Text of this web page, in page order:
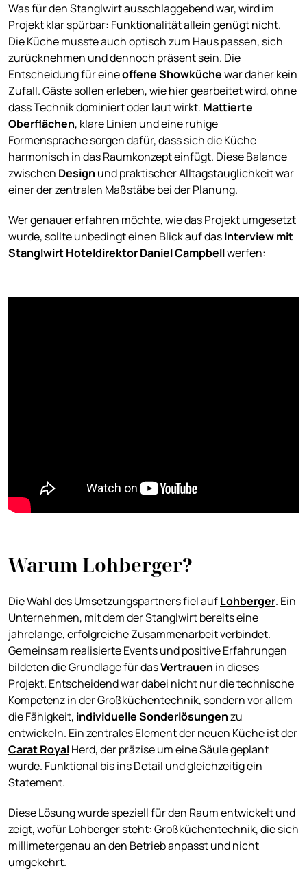
Was für den Stanglwirt ausschlaggebend war, wird im
Projekt klar spürbar: Funktionalität allein genügt nicht.
Die Küche musste auch optisch zum Haus passen, sich
zurücknehmen und dennoch präsent sein. Die
Entscheidung für eineoffeneShowküchewar daher kein
Zufall. Gäste sollen erleben, wie hier gearbeitet wird, ohne
dass Technik dominiert oder laut wirkt. Mattierte
Oberflächen, klare Linien und eine ruhige
Formensprache sorgen dafür, dass sich die Küche
harmonisch in das Raumkonzept einfügt. Diese Balance
zwischen Design und praktischer Alltagstauglichkeit war
einer der zentralen Maßstäbe bei der Planung.
Wer genauer erfahren möchte, wie das Projekt umgesetzt
wurde, sollte unbedingt einen Blick auf dasInterview mit
Stanglwirt Hoteldirektor Daniel Campbellwerfen:
Warum Lohberger?
Die Wahl des Umsetzungspartners fiel aufLohberger. Ein
Unternehmen, mit dem der Stanglwirt bereits eine
jahrelange, erfolgreiche Zusammenarbeit verbindet.
Gemeinsam realisierte Events und positive Erfahrungen
bildeten die Grundlage für dasVertrauen in dieses
Projekt. Entscheidend war dabei nicht nur die technische
Kompetenz in der Großküchentechnik, sondern vor allem
die Fähigkeit, individuelle Sonderlösungenzu
entwickeln. Ein zentrales Element der neuen Küche ist der
Carat RoyalHerd, der präzise um eine Säule geplant
wurde. Funktional bis ins Detail und gleichzeitig ein
Statement.
Diese Lösung wurde speziell für den Raum entwickelt und
zeigt, wofür Lohberger steht: Großküchentechnik, die sich
millimetergenau an den Betrieb anpasst und nicht
umgekehrt.